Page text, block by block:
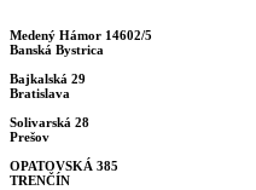
Medený Hámor 14602/5
Banská Bystrica
Bajkalská 29
Bratislava
Solivarská 28
Prešov
OPATOVSKÁ 385
TRENČÍN